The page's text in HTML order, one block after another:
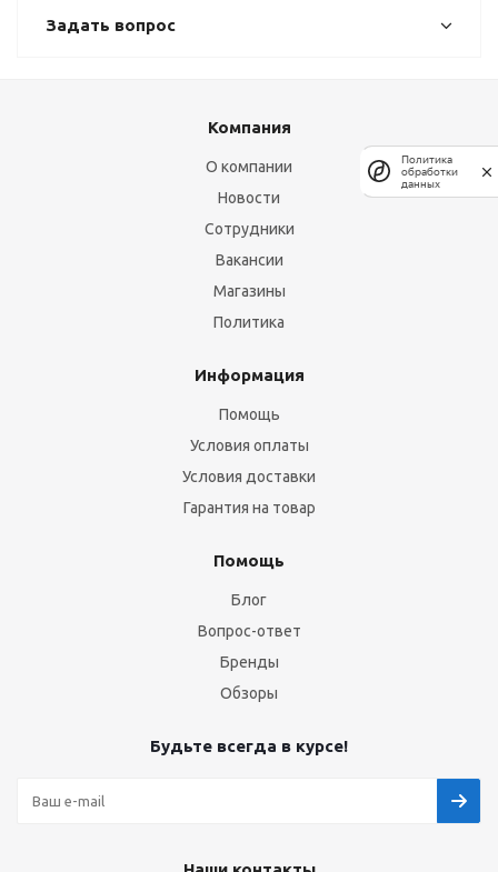
Задать вопрос
Компания
О компании
Новости
Сотрудники
Вакансии
Магазины
Политика
Информация
Помощь
Условия оплаты
Условия доставки
Гарантия на товар
Помощь
Блог
Вопрос-ответ
Бренды
Обзоры
Будьте всегда в курсе!
Политика
обработки
данных